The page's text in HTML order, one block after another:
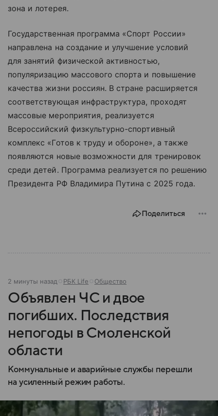
зона и лотерея.
Государственная программа «Спорт России»
направлена на создание и улучшение условий
для занятий физической активностью,
популяризацию массового спорта и повышение
качества жизни россиян. В стране расширяется
соответствующая инфраструктура, проходят
массовые мероприятия, реализуется
Всероссийский физкультурно-спортивный
комплекс «Готов к труду и обороне», а также
появляются новые возможности для тренировок
среди детей. Программа реализуется по решению
Президента РФ Владимира Путина с 2025 года.
Поделиться
2 минуты назад РБК Life Общество
Объявлен ЧС и двое
погибших. Последствия
непогоды в Смоленской
области
Коммунальные и аварийные службы перешли
на усиленный режим работы.